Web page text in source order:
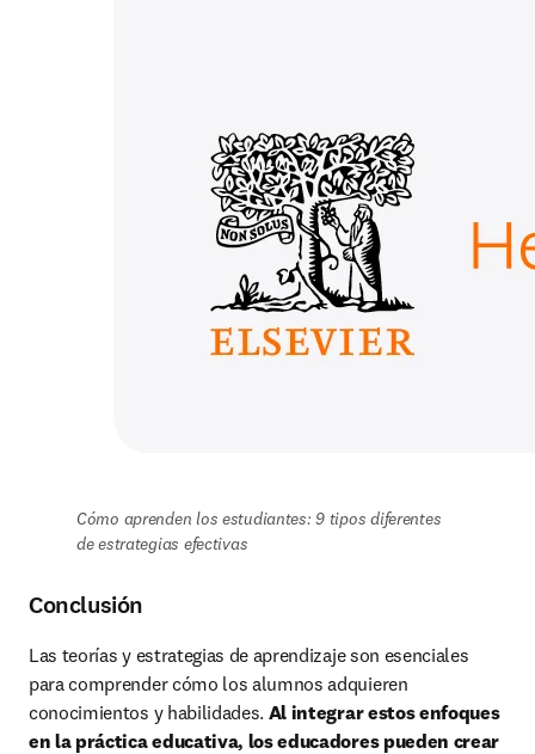
Cómo aprenden los estudiantes: 9 tipos diferentes
de estrategias efectivas
Conclusión
Las teorías y estrategias de aprendizaje son esenciales
para comprender cómo los alumnos adquieren
conocimientos y habilidades. Al integrar estos enfoques
en la práctica educativa, los educadores pueden crear